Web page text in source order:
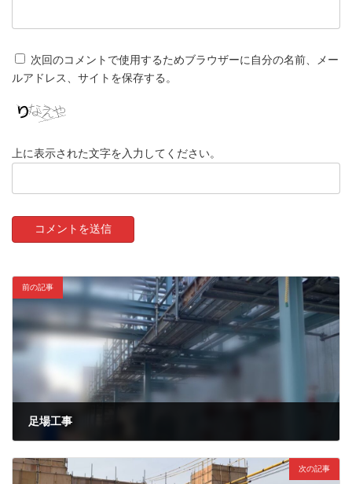
次回のコメントで使用するためブラウザーに自分の名前、メー
ルアドレス、サイトを保存する。
上に表示された文字を入力してください。
前の記事
足場工事
次の記事